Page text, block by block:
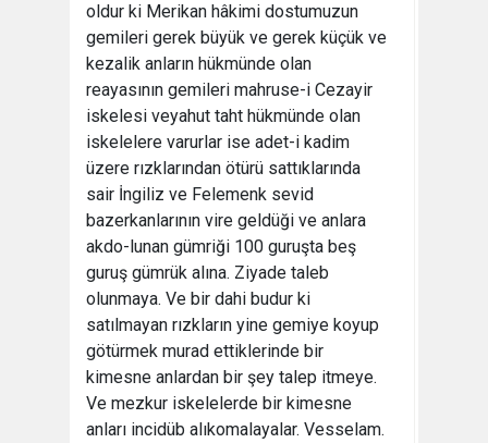
oldur ki Merikan hâkimi dostumuzun
gemileri gerek büyük ve gerek küçük ve
kezalik anların hükmünde olan
reayasının gemileri mahruse-i Cezayir
iskelesi veyahut taht hükmünde olan
iskelelere varurlar ise adet-i kadim
üzere rızklarından ötürü sattıklarında
sair İngiliz ve Felemenk sevid
bazerkanlarının vire geldüği ve anlara
akdo-lunan gümriği 100 guruşta beş
guruş gümrük alına. Ziyade taleb
olunmaya. Ve bir dahi budur ki
satılmayan rızkların yine gemiye koyup
götürmek murad ettiklerinde bir
kimesne anlardan bir şey talep itmeye.
Ve mezkur iskelelerde bir kimesne
anları incidüb alıkomalayalar. Vesselam.